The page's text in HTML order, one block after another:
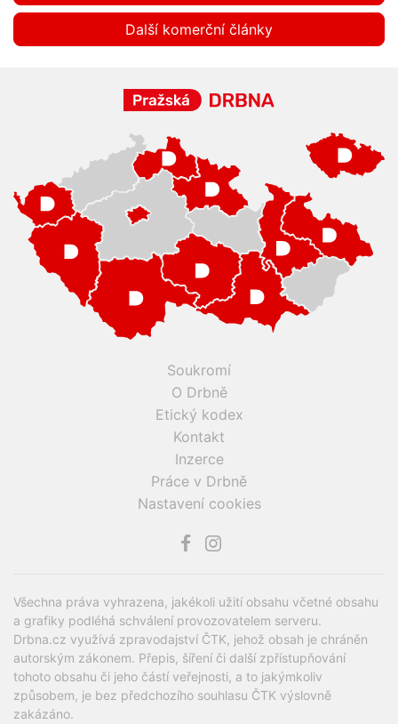
Další komerční články
Soukromí
O Drbně
Etický kodex
Kontakt
Inzerce
Práce v Drbně
Nastavení cookies
Všechna práva vyhrazena, jakékoli užití obsahu včetné obsahu
a grafiky podléhá schválení provozovatelem serveru.
Drbna.cz využívá zpravodajství ČTK, jehož obsah je chráněn
autorským zákonem. Přepis, šíření či další zpřístupňování
tohoto obsahu či jeho částí veřejnosti, a to jakýmkoliv
způsobem, je bez předchozího souhlasu ČTK výslovně
zakázáno.